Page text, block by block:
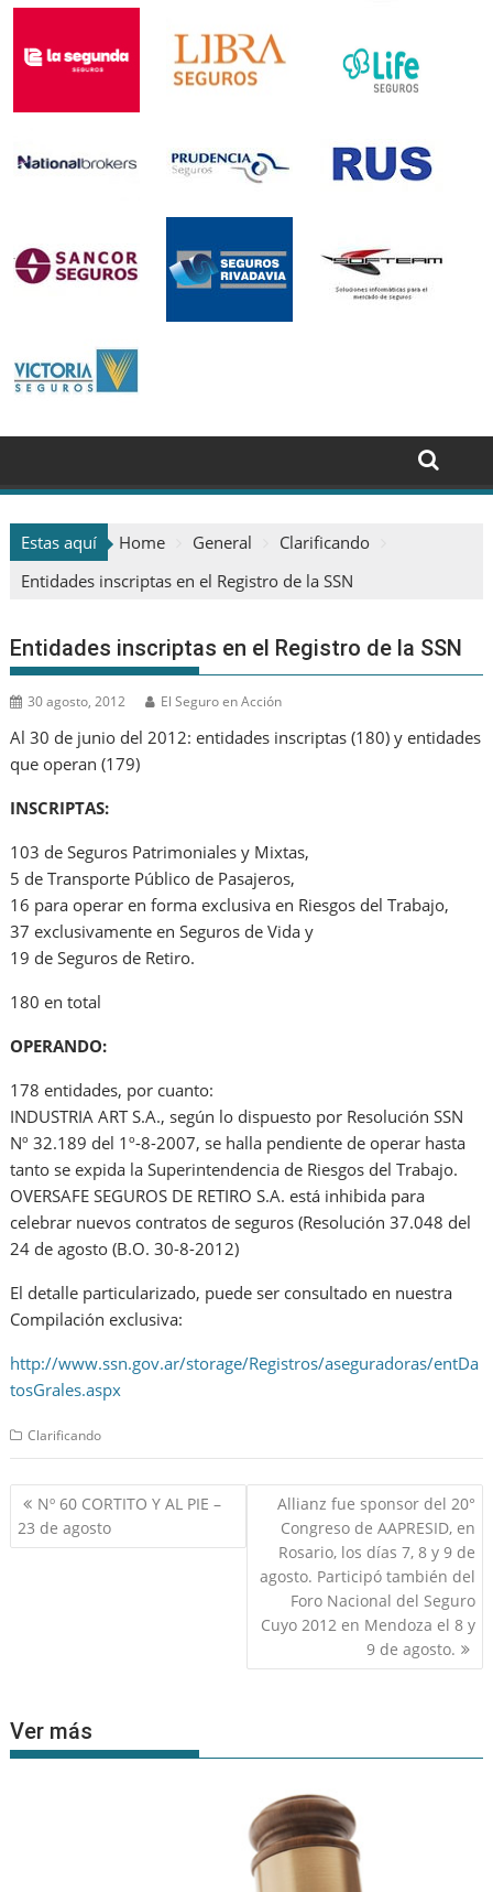
Estas aquí Home General
Clarificando
Entidades inscriptas en el Registro de la SSN
Entidades inscriptas en el Registro de la SSN
30 agosto, 2012 El Seguro en Acción
Al 30 de junio del 2012: entidades inscriptas (180) y entidades
que operan (179)
INSCRIPTAS:
103 de Seguros Patrimoniales y Mixtas,
5 de Transporte Público de Pasajeros,
16 para operar en forma exclusiva en Riesgos del Trabajo,
37 exclusivamente en Seguros de Vida y
19 de Seguros de Retiro.
180 en total
OPERANDO:
178 entidades, por cuanto:
INDUSTRIA ART S.A., según lo dispuesto por Resolución SSN
Nº 32.189 del 1º-8-2007, se halla pendiente de operar hasta
tanto se expida la Superintendencia de Riesgos del Trabajo.
OVERSAFE SEGUROS DE RETIRO S.A. está inhibida para
celebrar nuevos contratos de seguros (Resolución 37.048 del
24 de agosto (B.O. 30-8-2012)
El detalle particularizado, puede ser consultado en nuestra
Compilación exclusiva:
http://www.ssn.gov.ar/storage/Registros/aseguradoras/entDa
tosGrales.aspx
Clarificando
Navegación
de
entradas
Nº 60 CORTITO Y AL PIE –
23 de agosto
Allianz fue sponsor del 20°
Congreso de AAPRESID, en
Rosario, los días 7, 8 y 9 de
agosto. Participó también del
Foro Nacional del Seguro
Cuyo 2012 en Mendoza el 8 y
9 de agosto.
Ver más